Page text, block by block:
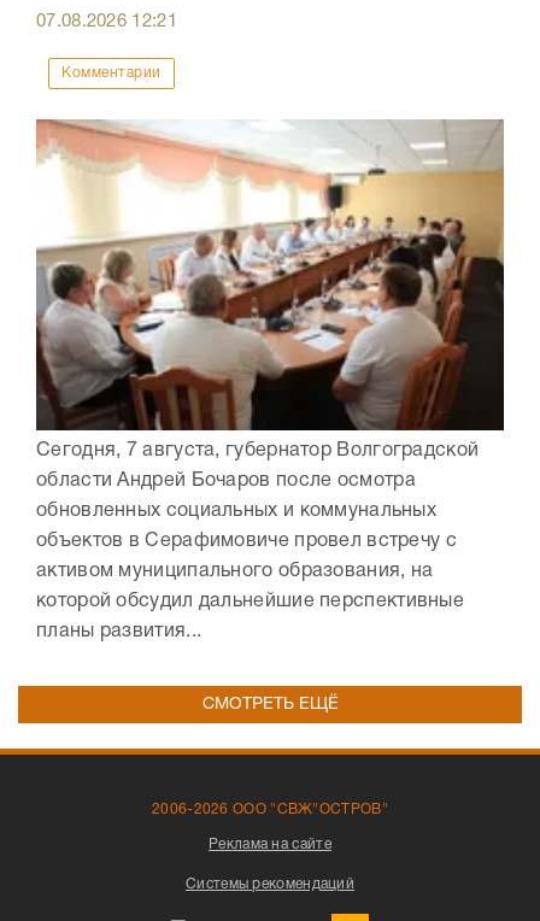
07.08.2026 12:21
Комментарии
Сегодня, 7 августа, губернатор Волгоградской
области Андрей Бочаров после осмотра
обновленных социальных и коммунальных
объектов в Серафимовиче провел встречу с
активом муниципального образования, на
которой обсудил дальнейшие перспективные
планы развития...
СМОТРЕТЬ ЕЩЁ
2006-2026 ООО "СВЖ"ОСТРОВ"
Реклама на сайте
Системы рекомендаций